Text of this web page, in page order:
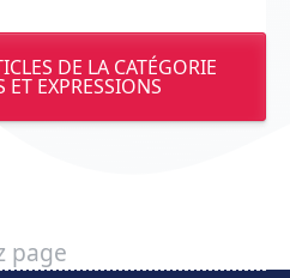
DE LA CATÉGORIE
ET EXPRESSIONS
page